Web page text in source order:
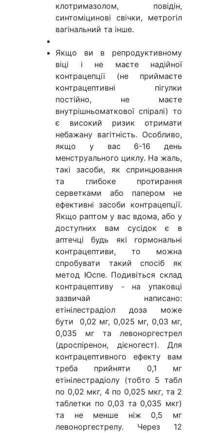
клотримазолом, повідін,
синтоміцинові свічки, метрогіл
вагінальний та інше.
Якщо ви в репродуктивному
віці і не маєте надійної
контрацепції (не приймаєте
контрацептивні пігулки
постійно, не маєте
внутрішньоматкової спіралі) то
є високий ризик отримати
небажану вагітність. Особливо,
якщо у вас 6-16 день
менструального циклу. На жаль,
такі засоби, як спринцювання
та глибоке протирання
серветками або папером не
ефективні засоби контрацепції.
Якщо раптом у вас вдома, або у
доступних вам сусідок є в
аптечці будь які гормональні
контрацептиви, то можна
спробувати такий спосіб як
метод Юспе. Подивіться склад
контрацептиву - на упаковці
зазвичай написано:
етінілестрадіол доза може
бути 0,02 мг, 0,025 мг, 0,03 мг,
0,035 мг та левоноргестрел
(дроспіренон, дієногест). Для
контрацептивного ефекту вам
треба прийняти 0,1 мг
етінілестрадіолу (тобто 5 табл
по 0,02 мкг, 4 по 0,025 мкг, та 2
таблетки по 0,03 та 0,035 мкг)
та не менше ніж 0,5 мг
левоноргестрелу. Через 12